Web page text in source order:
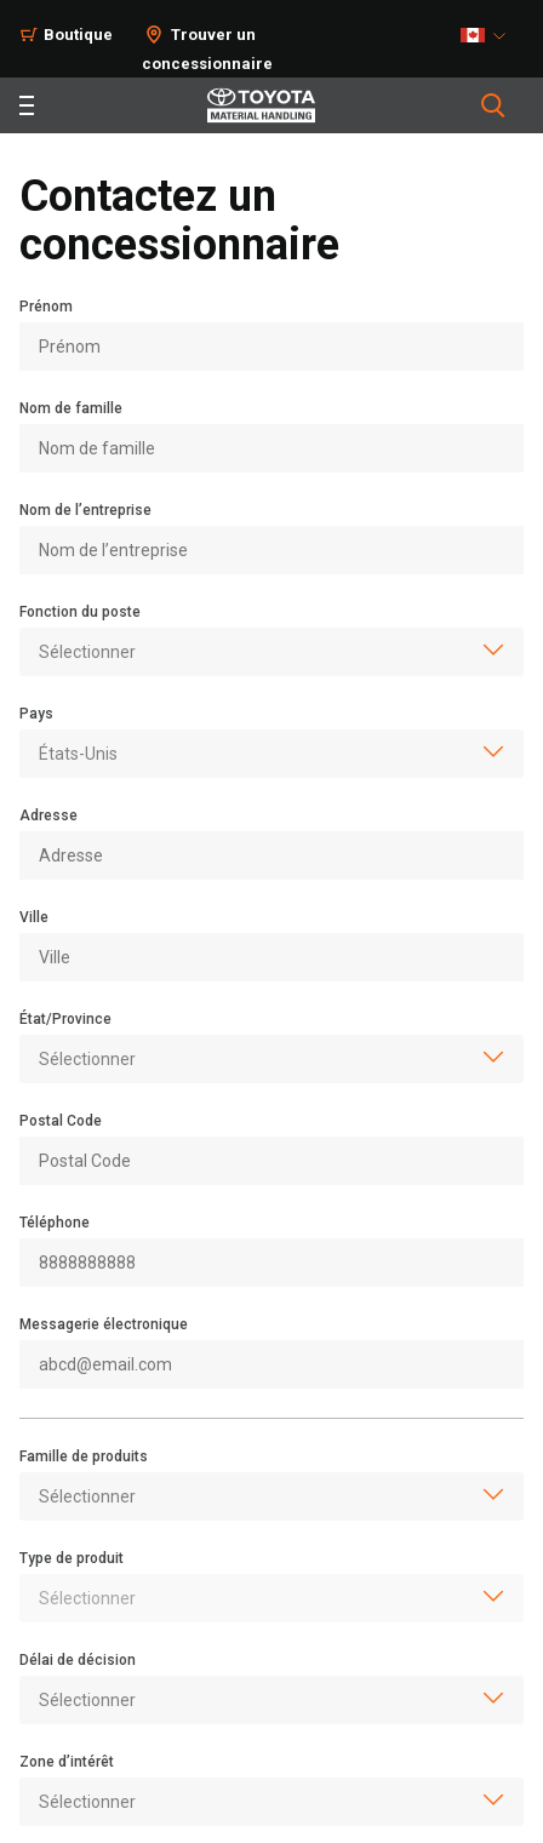
Boutique
Trouver un
concessionnaire
Contactez un
concessionnaire
Prénom
Nom de famille
Nom de l’entreprise
Fonction du poste
Pays
Adresse
Ville
État/Province
Postal Code
Téléphone
Messagerie électronique
Famille de produits
Type de produit
Délai de décision
Zone d’intérêt